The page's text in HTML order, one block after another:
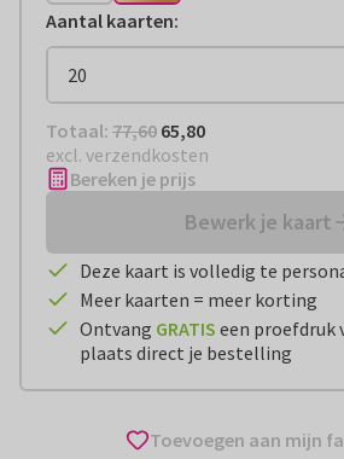
Aantal kaarten:
Totaal: € 65,80
Totaal: 77,60 65,80
excl. verzendkosten
Bereken je prijs
Bewerk je kaart
Deze kaart is volledig te
Meer kaarten = meer korting
Ontvang GRATIS een proefdruk
plaats direct je bestelling
Toevoegen aan mijn